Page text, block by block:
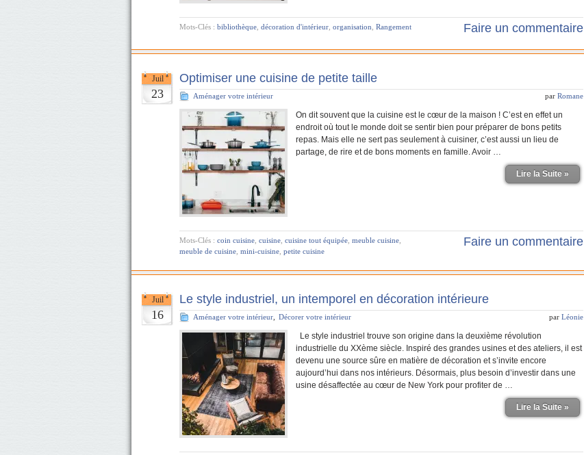
Mots-Clés : bibliothèque décoration d'intérieur organisation Rangement Faire un commentaire
Juil
23
Optimiser une cuisine de petite taille
Aménager votre intérieur par Romane
On dit souvent que la cuisine est le cœur de la maison ! C’est en effet un
endroit où tout le monde doit se sentir bien pour préparer de bons petits
repas. Mais elle ne sert pas seulement à cuisiner, c’est aussi un lieu de
partage, de rire et de bons moments en famille. Avoir …
Lire la Suite »
Mots-Clés : coin cuisine cuisine cuisine tout équipée meuble cuisine
meuble de cuisine mini-cuisine petite cuisine
Faire un commentaire
Juil
16
Le style industriel, un intemporel en décoration intérieure
Aménager votre intérieur Décorer votre intérieur par Léonie
Le style industriel trouve son origine dans la deuxième révolution
industrielle du XXème siècle. Inspiré des grandes usines et des ateliers, il est
devenu une source sûre en matière de décoration et s’invite encore
aujourd’hui dans nos intérieurs. Désormais, plus besoin d’investir dans une
usine désaffectée au cœur de New York pour profiter de …
Lire la Suite »